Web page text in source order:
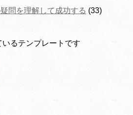
問を理解して成功する (33)
るテンプレートです